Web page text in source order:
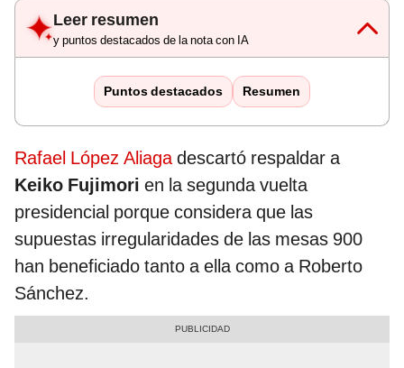
Leer resumen
y puntos destacados de la nota con IA
Puntos destacados Resumen
Rafael López Aliagadescartó respaldar a
Keiko Fujimori en la segunda vuelta
presidencial porque considera que las
supuestas irregularidades de las mesas 900
han beneficiado tanto a ella como a Roberto
Sánchez.